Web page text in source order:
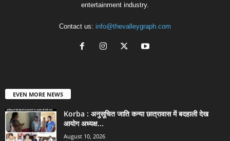
entertainment industry.
Contact us: info@thevalleygraph.com
EVEN MORE NEWS
Korba : अनुसूचित जाति कन्या छात्रावास में बदहाली देख
आयोग अध्यक्ष...
August 10, 2026